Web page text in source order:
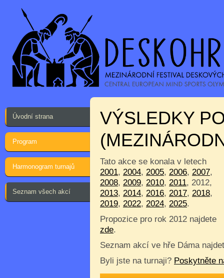
Úvodní strana
Program
Harmonogram turnajů
Seznam všech akcí
VÝSLEDKY
Tato akce se konala v letech
2001, 2004, 2005, 2006, 2007,
2008, 2009, 2010, 2011, 2012,
2013, 2014, 2016, 2017, 2018,
2019, 2022, 2024, 2025.
Propozice pro rok 2012 najdete
zde.
Seznam akcí ve hře Dáma
Byli jste na turnaji? Poskytněte